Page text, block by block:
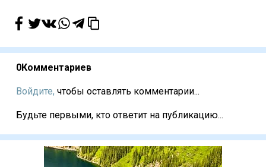
0Комментариев
Войдите, чтобы оставлять комментарии...
Будьте первыми, кто ответит на публикацию...